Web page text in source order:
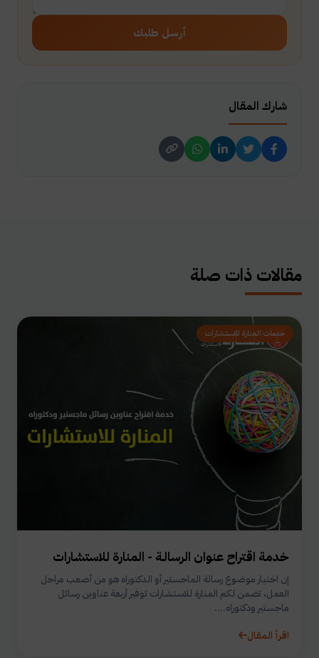
أرسل طلبك
شارك المقال
مقالات ذات صلة
خدمات المنارة للاستشارات
خدمة اقتراح عنوان الرسالـة - المنارة للاستشارات
إن اختيار موضوع رسالة الماجستير أو الدكتوراه هو من أصعب مراحل
العمل، تضمن لكم المنارة للاستشارات توفير أربعة عناوين رسائل
ماجستير ودكتوراه....
اقرأ المقال